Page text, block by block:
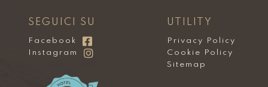
SEGUICI SU
Facebook
Instagram
UTILITY
Privacy Policy
Cookie Policy
Sitemap